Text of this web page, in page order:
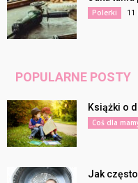
Polerki 11
POPULARNE POSTY
Książki o
Coś dla
Jak